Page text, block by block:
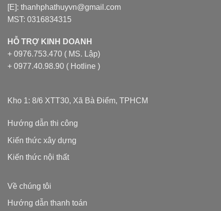
[E]: thanhphathuyvn@gmail.com
MST: 0316834315
HỖ TRỢ KINH DOANH
+ 0976.753.470 ( MS. Lập)
+ 0977.40.98.90 ( Hotline )
Kho 1: 8/6 XTT30, Xã Bà Điểm, TPHCM
Hướng dẫn thi công
Kiến thức xây dựng
Kiến thức nội thất
Về chúng tôi
Hướng dẫn thanh toán